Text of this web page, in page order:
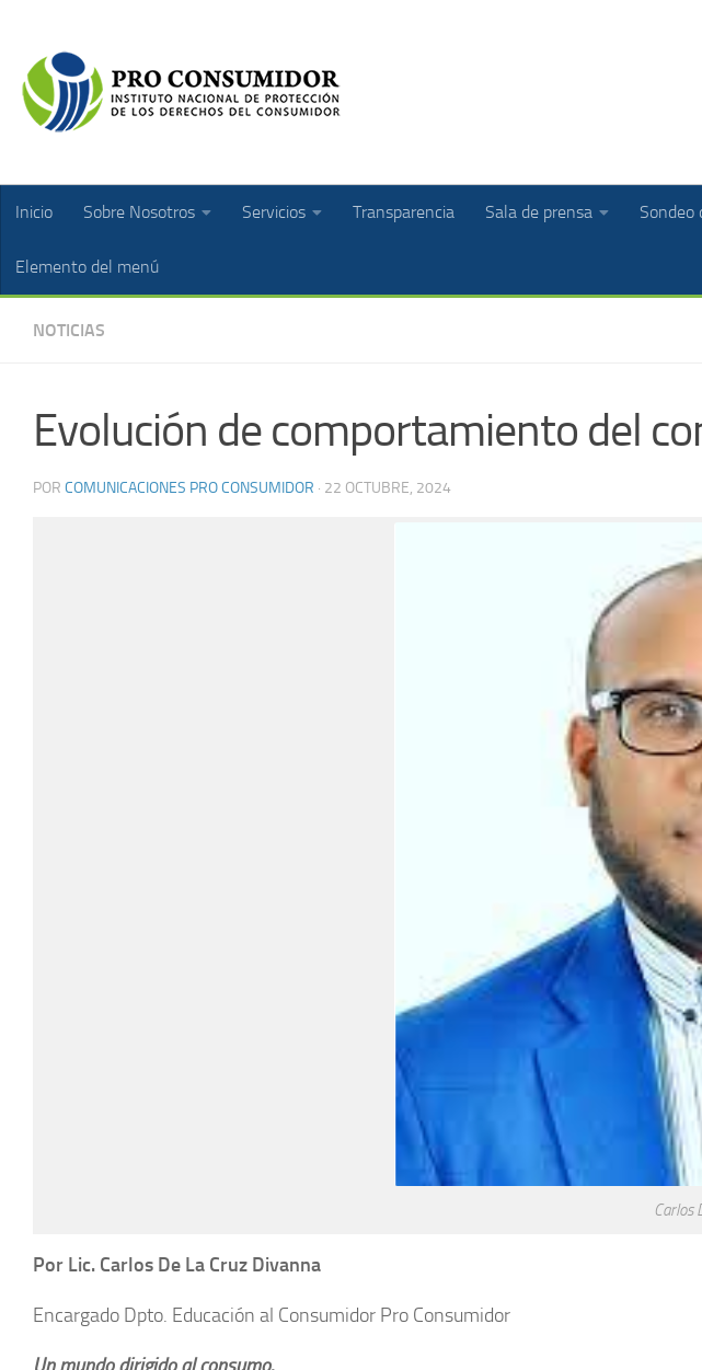
Inicio Sobre Nosotros Servicios Transparencia Sala de prensa Sondeo
Elemento del menú
NOTICIAS
Evolución de comportamiento del
POR COMUNICACIONES PRO CONSUMIDOR · 22 OCTUBRE, 2024
Carlos
Por Lic. Carlos De La Cruz Divanna
Encargado Dpto. Educación al Consumidor Pro Consumidor